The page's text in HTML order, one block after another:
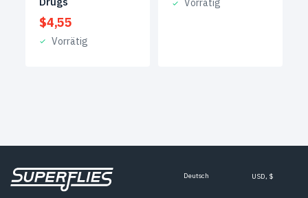
$4,55
Vorrätig
Vorrätig
Deutsch USD, $